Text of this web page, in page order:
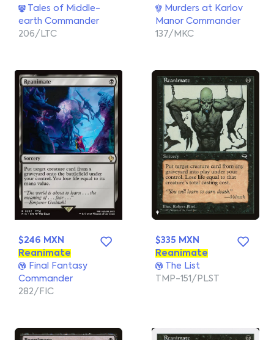
Tales of Middle-
earth Commander
206/LTC
Murders at Karlov
Manor Commander
137/MKC
$246 MXN
Reanimate
Final Fantasy
Commander
282/FIC
$335 MXN
Reanimate
The List
TMP-151/PLST